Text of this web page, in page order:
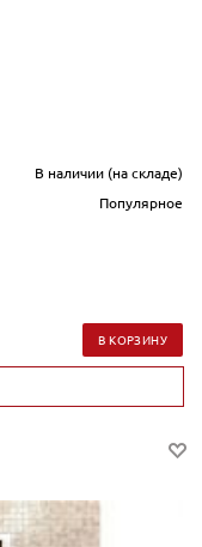
В наличии (на складе)
Популярное
В КОРЗИНУ